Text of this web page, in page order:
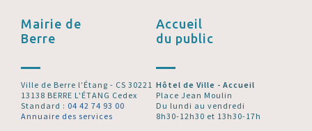
Mairie de
Berre
Ville de Berre l’Étang - CS 30221
13138 BERRE L'ÉTANG Cedex
Standard : 04 42 74 93 00
Annuaire des services
Accueil
du public
Hôtel de Ville - Accueil
Place Jean Moulin
Du lundi au vendredi
8h30-12h30 et 13h30-17h